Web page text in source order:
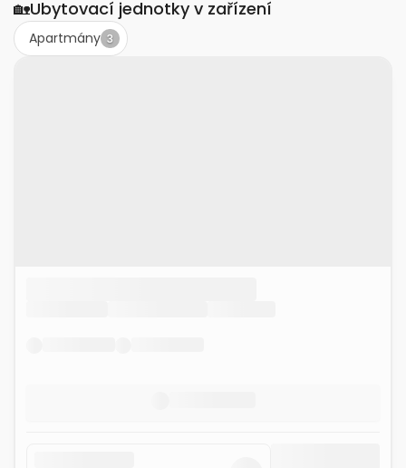
🏡Ubytovací jednotky v zařízení
Apartmány 3